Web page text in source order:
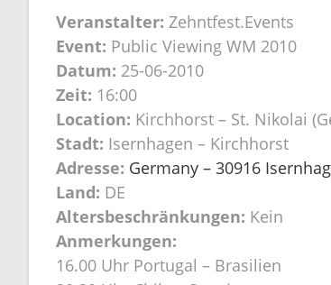
Veranstalter: Zehntfest.Events
Event: Public Viewing WM 2010
Datum: 25-06-2010
Zeit: 16:00
Location: Kirchhorst – St. Nikolai
Stadt: Isernhagen – Kirchhorst
Adresse: Germany – 30916
Land: DE
Altersbeschränkungen: Kein
Anmerkungen:
16.00 Uhr Portugal – Brasilien